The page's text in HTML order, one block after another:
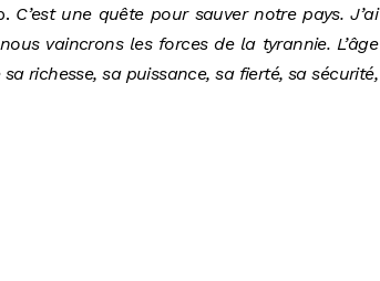
C’est une quête pour sauver notre pays. J’ai
vaincrons les forces de la tyrannie. L’âge
richesse, sa puissance, sa fierté, sa sécurité,